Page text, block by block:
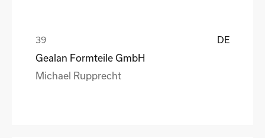
DE
Gealan Formteile GmbH
Michael Rupprecht